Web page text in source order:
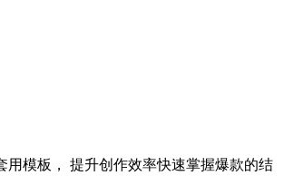
模板， 提升创作效率快速掌握爆款的结